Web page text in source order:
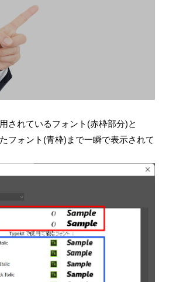
されているフォント(赤枠部分)と
フォント(青枠)まで一瞬で表示されて